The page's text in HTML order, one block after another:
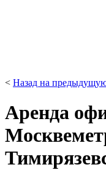
< Назад на
Аренда
Москве